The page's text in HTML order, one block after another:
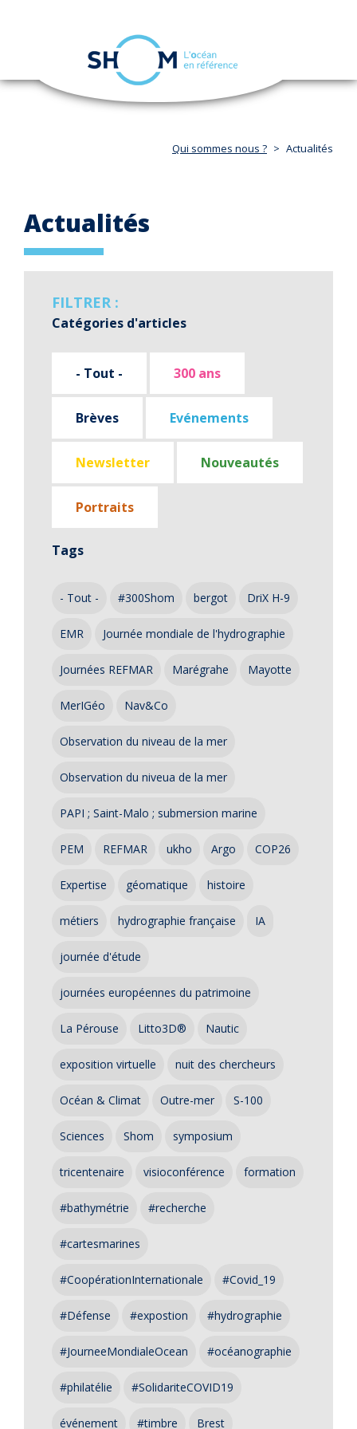
Aller
navigation
Qui sommes nous ? Actualités
Actualités
FILTRER :
Catégories d'articles
- Tout - 300 ans
Brèves Evénements
Newsletter Nouveautés
Portraits
Tags
- Tout - #300Shom bergot DriX H-9
EMR Journée mondiale de l'hydrographie
Journées REFMAR Marégrahe Mayotte
MerIGéo Nav&Co
Observation du niveau de la mer
Observation du niveua de la mer
PAPI ; Saint-Malo ; submersion marine
PEM REFMAR ukho Argo COP26
Expertise géomatique histoire
métiers hydrographie française IA
journée d'étude
journées européennes du patrimoine
La Pérouse Litto3D® Nautic
exposition virtuelle nuit des chercheurs
Océan & Climat Outre-mer S-100
Sciences Shom symposium
tricentenaire visioconférence formation
#bathymétrie #recherche
#cartesmarines
#CoopérationInternationale #Covid_19
#Défense #expostion #hydrographie
#JourneeMondialeOcean #océanographie
#philatélie #SolidariteCOVID19
événement #timbre Brest